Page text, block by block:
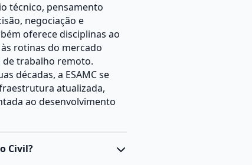
técnico, pensamento
negociação e
oferece disciplinas ao
rotinas do mercado
trabalho remoto.
décadas, a ESAMC se
atualizada,
ao desenvolvimento
Civil?